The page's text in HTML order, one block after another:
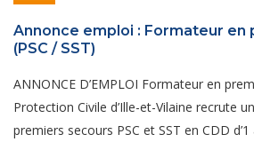
Annonce emploi : Formateur en
(PSC / SST)
ANNONCE D’EMPLOI Formateur en
Protection Civile d’Ille-et-Vilaine recrute
premiers secours PSC et SST en CDD